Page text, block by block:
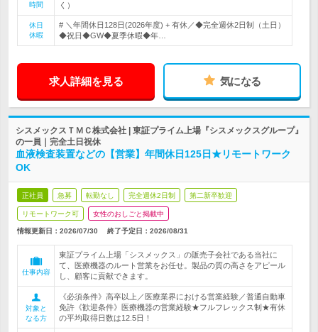
時間
く）
休日
休暇
# ＼年間休日128日(2026年度) + 有休／◆完全週休2日制（土日）
◆祝日◆GW◆夏季休暇◆年…
求人詳細を見る 気になる
シスメックスＴＭＣ株式会社 | 東証プライム上場『シスメックスグループ』
の一員｜完全土日祝休
血液検査装置などの【営業】年間休日125日★リモートワーク
OK
正社員 急募 転勤なし 完全週休2日制 第二新卒歓迎
リモートワーク可 女性のおしごと掲載中
情報更新日：2026/07/30 終了予定日： 2026/08/31
仕事内容
東証プライム上場「シスメックス」の販売子会社である当社に
て、医療機器のルート営業をお任せ。製品の質の高さをアピール
し、顧客に貢献できます。
対象と
なる方
《必須条件》高卒以上／医療業界における営業経験／普通自動車
免許《歓迎条件》医療機器の営業経験★フルフレックス制★有休
の平均取得日数は12.5日！